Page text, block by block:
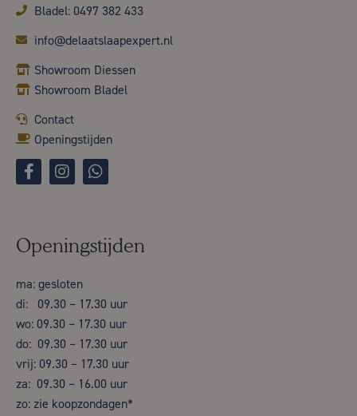
Bladel: 0497 382 433
info@delaatslaapexpert.nl
Showroom Diessen
Showroom Bladel
Contact
Openingstijden
Openingstijden
ma: gesloten
di: 09.30 – 17.30 uur
wo: 09.30 – 17.30 uur
do: 09.30 – 17.30 uur
vrij: 09.30 – 17.30 uur
za: 09.30 – 16.00 uur
zo: zie koopzondagen*